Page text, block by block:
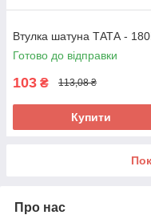
Втулка шатуна ТАТА -
Готово до відправки
103 ₴ 113,08 ₴
Купити
Про нас